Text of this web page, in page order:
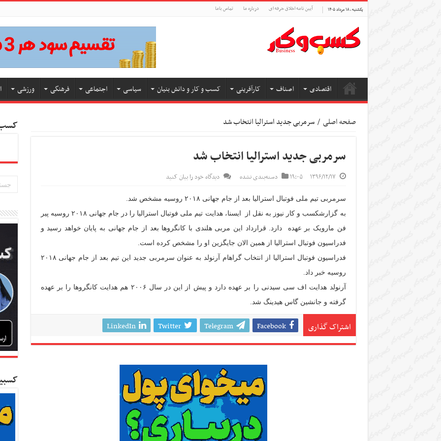
یکشنبه , ۱۸ مرداد ۱۴۰۵ آیین نامه اخلاق حرفه ای درباره ما تماس باما
اقتصادی اصناف کارآفرینی کسب و کار و دانش بنیان سیاسی اجتماعی فرهنگی ورزشی
صفحه اصلی / سرمربی جدید استرالیا انتخاب شد
سرمربی جدید استرالیا انتخاب شد
۱۳۹۶/۱۲/۱۷ ۱۹:۰۵ دسته‌بندی نشده دیدگاه خود را بیان کنید
سرمربی تیم ملی فوتبال استرالیا بعد از جام جهانی ۲۰۱۸ روسیه مشخص شد.
به گزارشکسب و کار نیوز به نقل از ایسنا، هدایت تیم‌ ‌ملی فوتبال استرالیا را در جام جهانی ۲۰۱۸ روسیه پیر
فن مارویک بر عهده دارد. قرارداد این مربی هلندی با کانگروها بعد از جام جهانی به پایان خواهد رسید و
فدراسیون فوتبال استرالیا از همین الان جایگزین او را مشخص کرده است.
فدراسیون فوتبال استرالیا از انتخاب گراهام آرنولد به عنوان سرمربی جدید این تیم بعد از جام جهانی ۲۰۱۸
روسیه خبر داد.
آرنولد هدایت اف سی سیدنی را بر عهده دارد و پیش از این در سال ۲۰۰۶ هم هدایت کانگروها را بر عهده
گرفته و جانشین گاس هیدینگ شد.
اشتراک گذاری Facebook
Telegram
Twitter
LinkedIn
کسب